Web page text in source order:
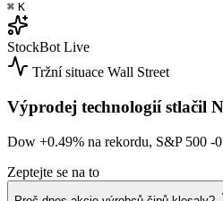
⌘ K
StockBot Live
Tržní situace Wall Street
Výprodej technologií stlačil
Dow +0.49% na rekordu, S&P 500 -
Zeptejte se na to